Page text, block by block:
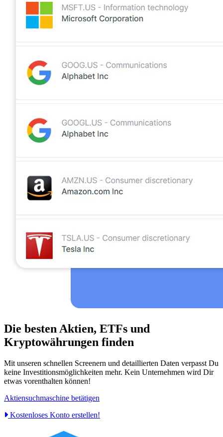
Die besten Aktien, ETFs und
Kryptowährungen finden
Mit unseren schnellen Screenern und detaillierten Daten verpasst Du
keine Investitionsmöglichkeiten mehr. Kein Unternehmen wird Dir
etwas vorenthalten können!
Aktiensuchmaschine betätigen
Kostenloses Konto erstellen!